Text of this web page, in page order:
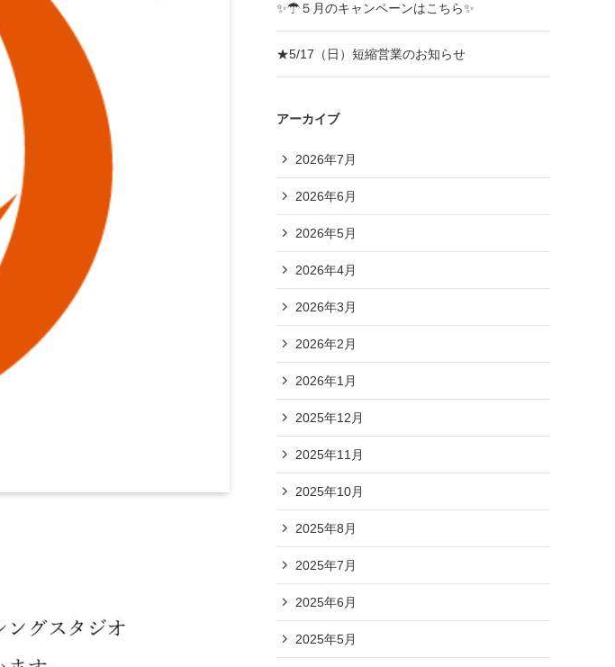
✨☂５月のキャンペーンはこちら✨
★5/17（日）短縮営業のお知らせ
アーカイブ
2026年7月
2026年6月
2026年5月
2026年4月
2026年3月
2026年2月
2026年1月
2025年12月
2025年11月
2025年10月
2025年8月
2025年7月
2025年6月
2025年5月